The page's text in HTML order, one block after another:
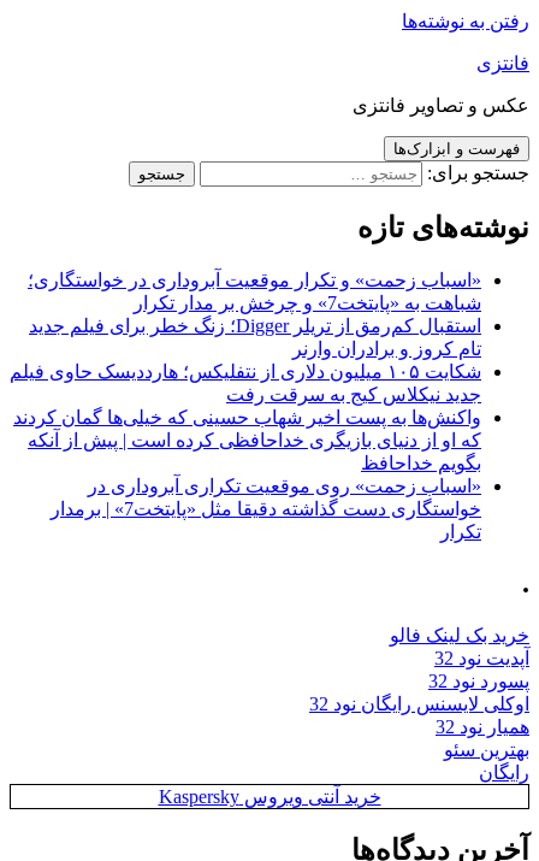
رفتن به نوشته‌ها
فانتزی
عکس و تصاویر فانتزی
فهرست و ابزارک‌ها
جستجو برای:
نوشته‌های تازه
«اسباب زحمت» و تکرار موقعیت آبروداری در خواستگاری؛
شباهت به «پایتخت7» و چرخش بر مدار تکرار
استقبال کم‌رمق از تریلر Digger؛ زنگ خطر برای فیلم جدید
تام کروز و برادران وارنر
شکایت ۱۰۵ میلیون دلاری از نتفلیکس؛ هارددیسک حاوی فیلم
جدید نیکلاس کیج به سرقت رفت
واکنش‌ها به پست اخیر شهاب حسینی که خیلی‌ها گمان کردند
که او از دنیای بازیگری خداحافظی کرده است | پیش از آنکه
بگویم خداحافظ
«اسباب زحمت» روی موقعیت تکراری آبروداری در
خواستگاری دست گذاشته دقیقا مثل «پایتخت7» | برمدار
تکرار
.
خرید بک لینک فالو
آپدیت نود 32
پسورد نود 32
اوکلی لایسنس رایگان نود 32
همیار نود 32
بهترین سئو
رایگان
خرید آنتی ویروس Kaspersky
آخرین دیدگاه‌ها